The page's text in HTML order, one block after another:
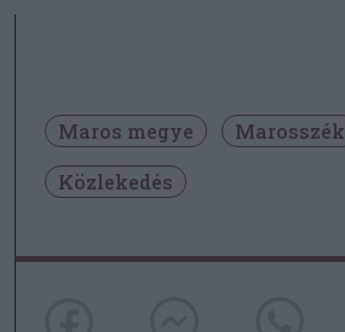
Maros megye
Marosszék
Közlekedés